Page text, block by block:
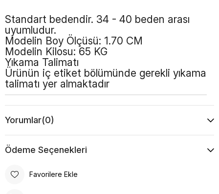
Standart bedendir. 34 - 40 beden arası
uyumludur.
Modelin Boy Ölçüsü: 1.70 CM
Modelin Kilosu: 65 KG
Yıkama Talimatı
Ürünün iç etiket bölümünde gerekli yıkama
talimatı yer almaktadır
Yorumlar(0)
Ödeme Seçenekleri
Favorilere Ekle